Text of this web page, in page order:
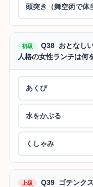
頭突き（舞空術で体
初級
Q38 おとなし
人格の女性ランチは何
あくび
水をかぶる
くしゃみ
上級
Q39 ゴテンク